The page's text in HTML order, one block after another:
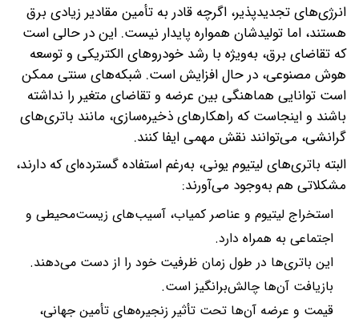
انرژی‌های تجدیدپذیر، اگرچه قادر به تأمین مقادیر زیادی برق
هستند، اما تولیدشان همواره پایدار نیست. این در حالی است
که تقاضای برق، به‌ویژه با رشد خودروهای الکتریکی و توسعه
هوش مصنوعی، در حال افزایش است. شبکه‌های سنتی ممکن
است توانایی هماهنگی بین عرضه و تقاضای متغیر را نداشته
باشند و اینجاست که راهکارهای ذخیره‌سازی، مانند باتری‌های
گرانشی، می‌توانند نقش مهمی ایفا کنند.
البته باتری‌های لیتیوم یونی، به‌رغم استفاده گسترده‌ای که دارند،
مشکلاتی هم به‌وجود می‌آورند:
استخراج لیتیوم و عناصر کمیاب، آسیب‌های زیست‌محیطی و
اجتماعی به همراه دارد.
این باتری‌ها در طول زمان ظرفیت خود را از دست می‌دهند.
بازیافت آن‌ها چالش‌برانگیز است.
قیمت و عرضه آن‌ها تحت تأثیر زنجیره‌های تأمین جهانی،